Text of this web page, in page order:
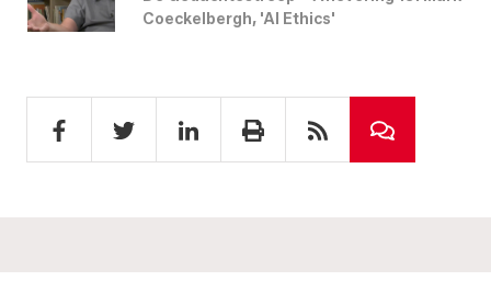
Coeckelbergh, 'AI Ethics'